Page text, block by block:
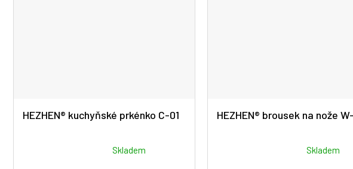
HEZHEN® kuchyňské prkénko C-01
Skladem
HEZHEN® brousek na nože
Skladem